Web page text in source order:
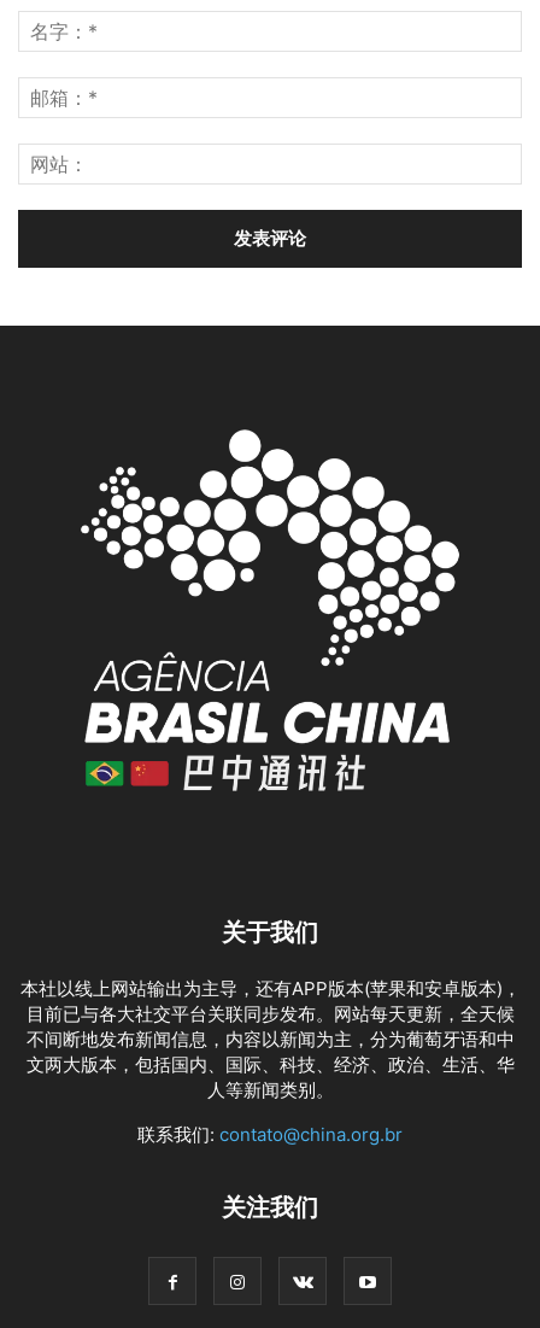
关于我们
本社以线上网站输出为主导，还有APP版本(苹果和安卓版本)，
目前已与各大社交平台关联同步发布。网站每天更新，全天候
不间断地发布新闻信息，内容以新闻为主，分为葡萄牙语和中
文两大版本，包括国内、国际、科技、经济、政治、生活、华
人等新闻类别。
联系我们: contato@china.org.br
关注我们